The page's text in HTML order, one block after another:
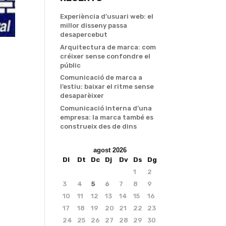
Experiència d’usuari web: el
millor disseny passa
desapercebut
Arquitectura de marca: com
créixer sense confondre el
públic
Comunicació de marca a
l’estiu: baixar el ritme sense
desaparèixer
Comunicació interna d’una
empresa: la marca també es
construeix des de dins
agost 2026
Dl
Dt Dc Dj Dv Ds
Dg
1
2
3
4 5 6 7 8
9
10
11 12 13 14 15
16
17
18 19 20 21 22
23
24
25 26 27 28 29 30